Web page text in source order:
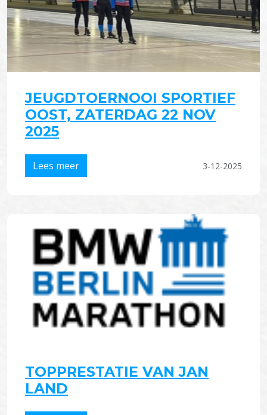
JEUGDTOERNOOI SPORTIEF
OOST, ZATERDAG 22 NOV
2025
Lees meer 3-12-2025
TOPPRESTATIE VAN JAN
LAND